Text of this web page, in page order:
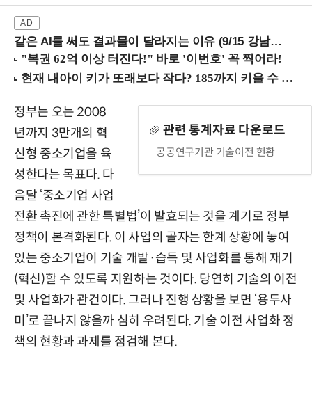
같은 AI를 써도 결과물이 달라지는 이유 (9/15 강남역)
관련 통계자료 다운로드
공공연구기관 기술이전 현황
정부는 오는 2008
년까지 3만개의 혁
신형 중소기업을 육
성한다는 목표다. 다
음달 ‘중소기업 사업
전환 촉진에 관한 특별법’이 발효되는 것을 계기로 정부
정책이 본격화된다. 이 사업의 골자는 한계 상황에 놓여
있는 중소기업이 기술 개발·습득 및 사업화를 통해 재기
(혁신)할 수 있도록 지원하는 것이다. 당연히 기술의 이전
및 사업화가 관건이다. 그러나 진행 상황을 보면 ‘용두사
미’로 끝나지 않을까 심히 우려된다. 기술 이전 사업화 정
책의 현황과 과제를 점검해 본다.